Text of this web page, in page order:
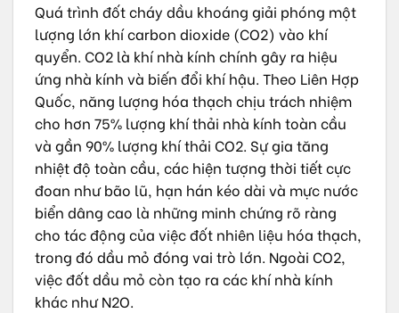
Quá trình đốt cháy dầu khoáng giải phóng một
lượng lớn khí carbon dioxide (CO2) vào khí
quyển. CO2 là khí nhà kính chính gây ra hiệu
ứng nhà kính và biến đổi khí hậu. Theo Liên Hợp
Quốc, năng lượng hóa thạch chịu trách nhiệm
cho hơn 75% lượng khí thải nhà kính toàn cầu
và gần 90% lượng khí thải CO2. Sự gia tăng
nhiệt độ toàn cầu, các hiện tượng thời tiết cực
đoan như bão lũ, hạn hán kéo dài và mực nước
biển dâng cao là những minh chứng rõ ràng
cho tác động của việc đốt nhiên liệu hóa thạch,
trong đó dầu mỏ đóng vai trò lớn. Ngoài CO2,
việc đốt dầu mỏ còn tạo ra các khí nhà kính
khác như N2O.